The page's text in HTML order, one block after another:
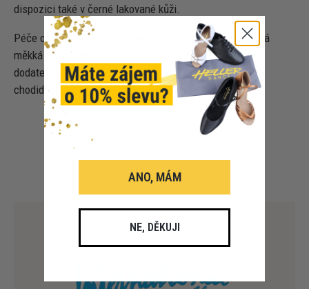
dispozici také v černé lakované kůži.
Péče o detail pokračuje i uvnitř boty - speciálně vyvinutá
měkká pěnová výplň je rozmístěna po celé stélce s
dodatečným polstrováním v oblasti paty a přední části
chodidla pro optimální pohodlí a podporu.
ANO, MÁM
NE, DĚKUJI